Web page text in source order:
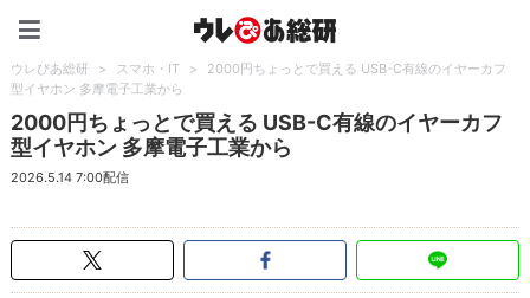
ウレぴあ総研 > スマホ・IT >
2000円ちょっとで買える USB-C有線のイヤーカフ
型イヤホン 多摩電子工業から
2000円ちょっとで買える USB-C有線のイヤーカフ
型イヤホン 多摩電子工業から
2026.5.14 7:00配信